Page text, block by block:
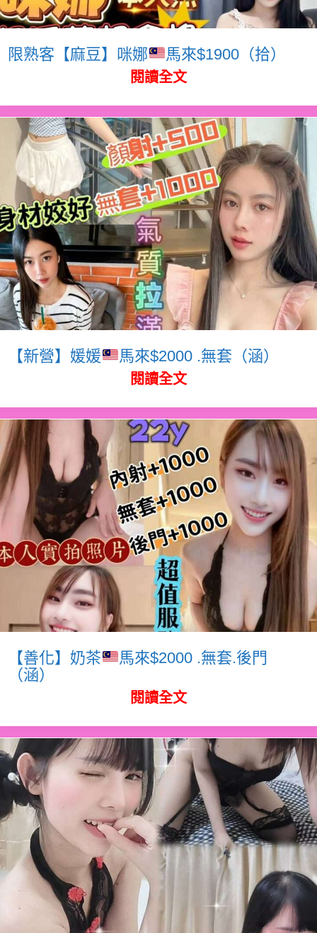
限熟客【麻豆】咪娜 馬來$1900（拾）
閱讀全文
【新營】媛媛 馬來$2000 .無套（涵）
閱讀全文
【善化】奶茶
馬來$2000 .無套.後門
（涵）
閱讀全文